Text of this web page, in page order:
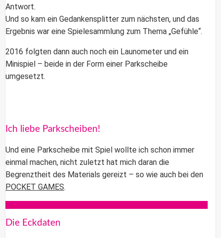
Antwort.
Und so kam ein Gedankensplitter zum nächsten, und das
Ergebnis war eine Spielesammlung zum Thema „Gefühle“.
2016 folgten dann auch noch ein Launometer und ein
Minispiel – beide in der Form einer Parkscheibe
umgesetzt.
Ich liebe Parkscheiben!
Und eine Parkscheibe mit Spiel wollte ich schon immer
einmal machen, nicht zuletzt hat mich daran die
Begrenztheit des Materials gereizt – so wie auch bei den
POCKET GAMES.
Die Eckdaten